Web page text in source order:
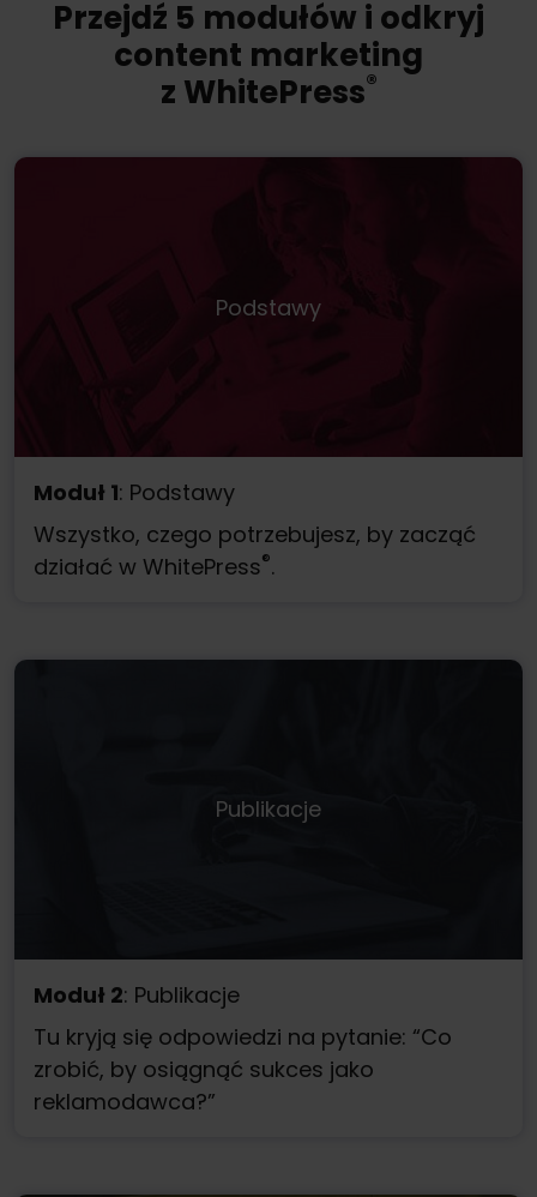
Przejdź 5 modułów i odkryj
content marketing
z WhitePress®️
Podstawy
Moduł 1: Podstawy
Wszystko, czego potrzebujesz, by zacząć
działać w WhitePress®.
Publikacje
Moduł 2: Publikacje
Tu kryją się odpowiedzi na pytanie: “Co
zrobić, by osiągnąć sukces jako
reklamodawca?”